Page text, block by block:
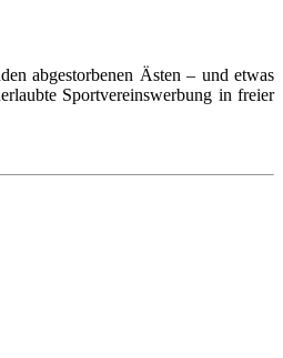
abgestorbenen Ästen – und etwas
Sportvereinswerbung in freier